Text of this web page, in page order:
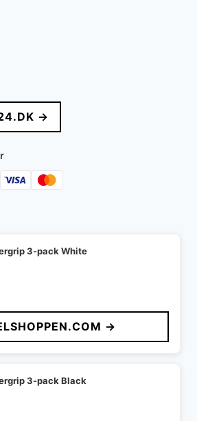
→
3-pack White
→
3-pack Black